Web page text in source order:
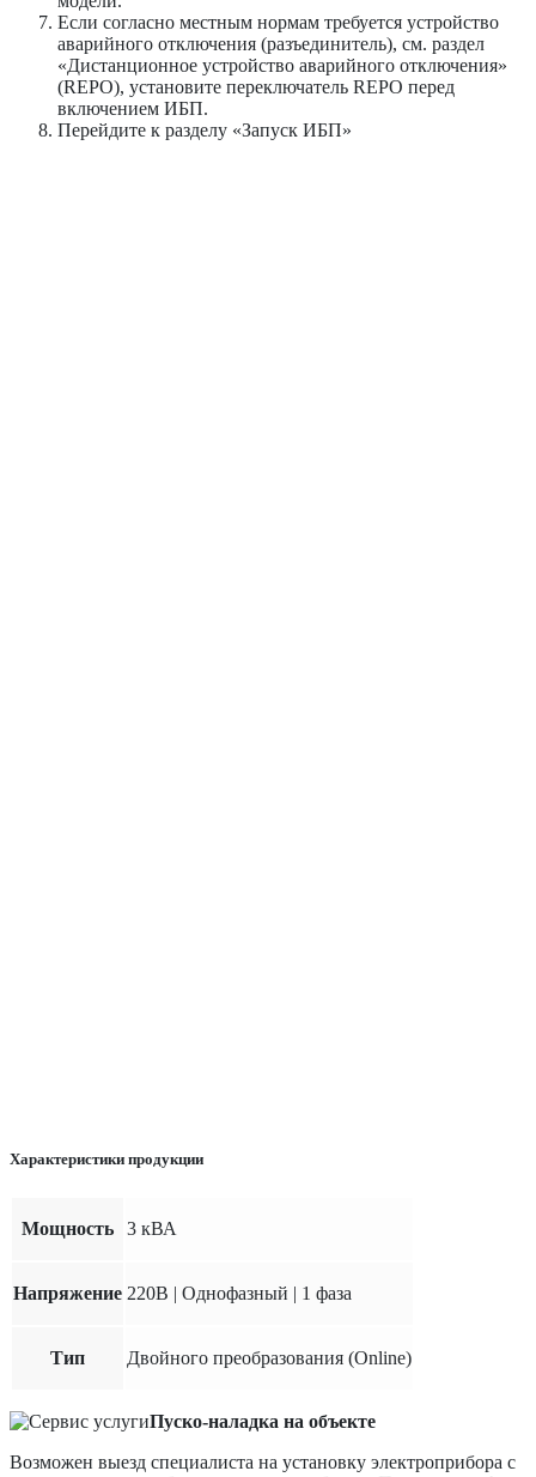
Если согласно местным нормам требуется устройство
аварийного отключения (разъединитель), см. раздел
«Дистанционное устройство аварийного отключения»
(REPO), установите переключатель REPO перед
включением ИБП.
Перейдите к разделу «Запуск ИБП»
Характеристики продукции
Мощность 3 кВА
Напряжение 220В | Однофазный | 1 фаза
Тип Двойного преобразования (Online)
Пуско-наладка на объекте
Возможен выезд специалиста на установку электроприбора с